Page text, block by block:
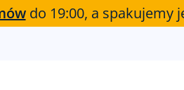
do 19:00, a spakujemy